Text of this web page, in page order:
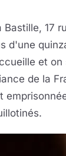
17
d'une
et
de la